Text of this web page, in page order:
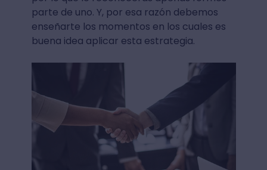
parte de uno. Y, por esa razón debemos
enseñarte los momentos en los cuales es
buena idea aplicar esta estrategia.